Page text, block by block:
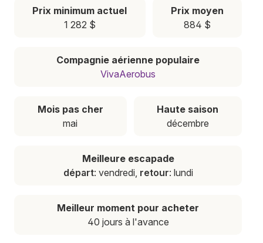
Prix minimum actuel
1 282 $
Prix moyen
884 $
Compagnie aérienne populaire
VivaAerobus
Mois pas cher
mai
Haute saison
décembre
Meilleure escapade
départ: vendredi, retour: lundi
Meilleur moment pour acheter
40 jours à l'avance